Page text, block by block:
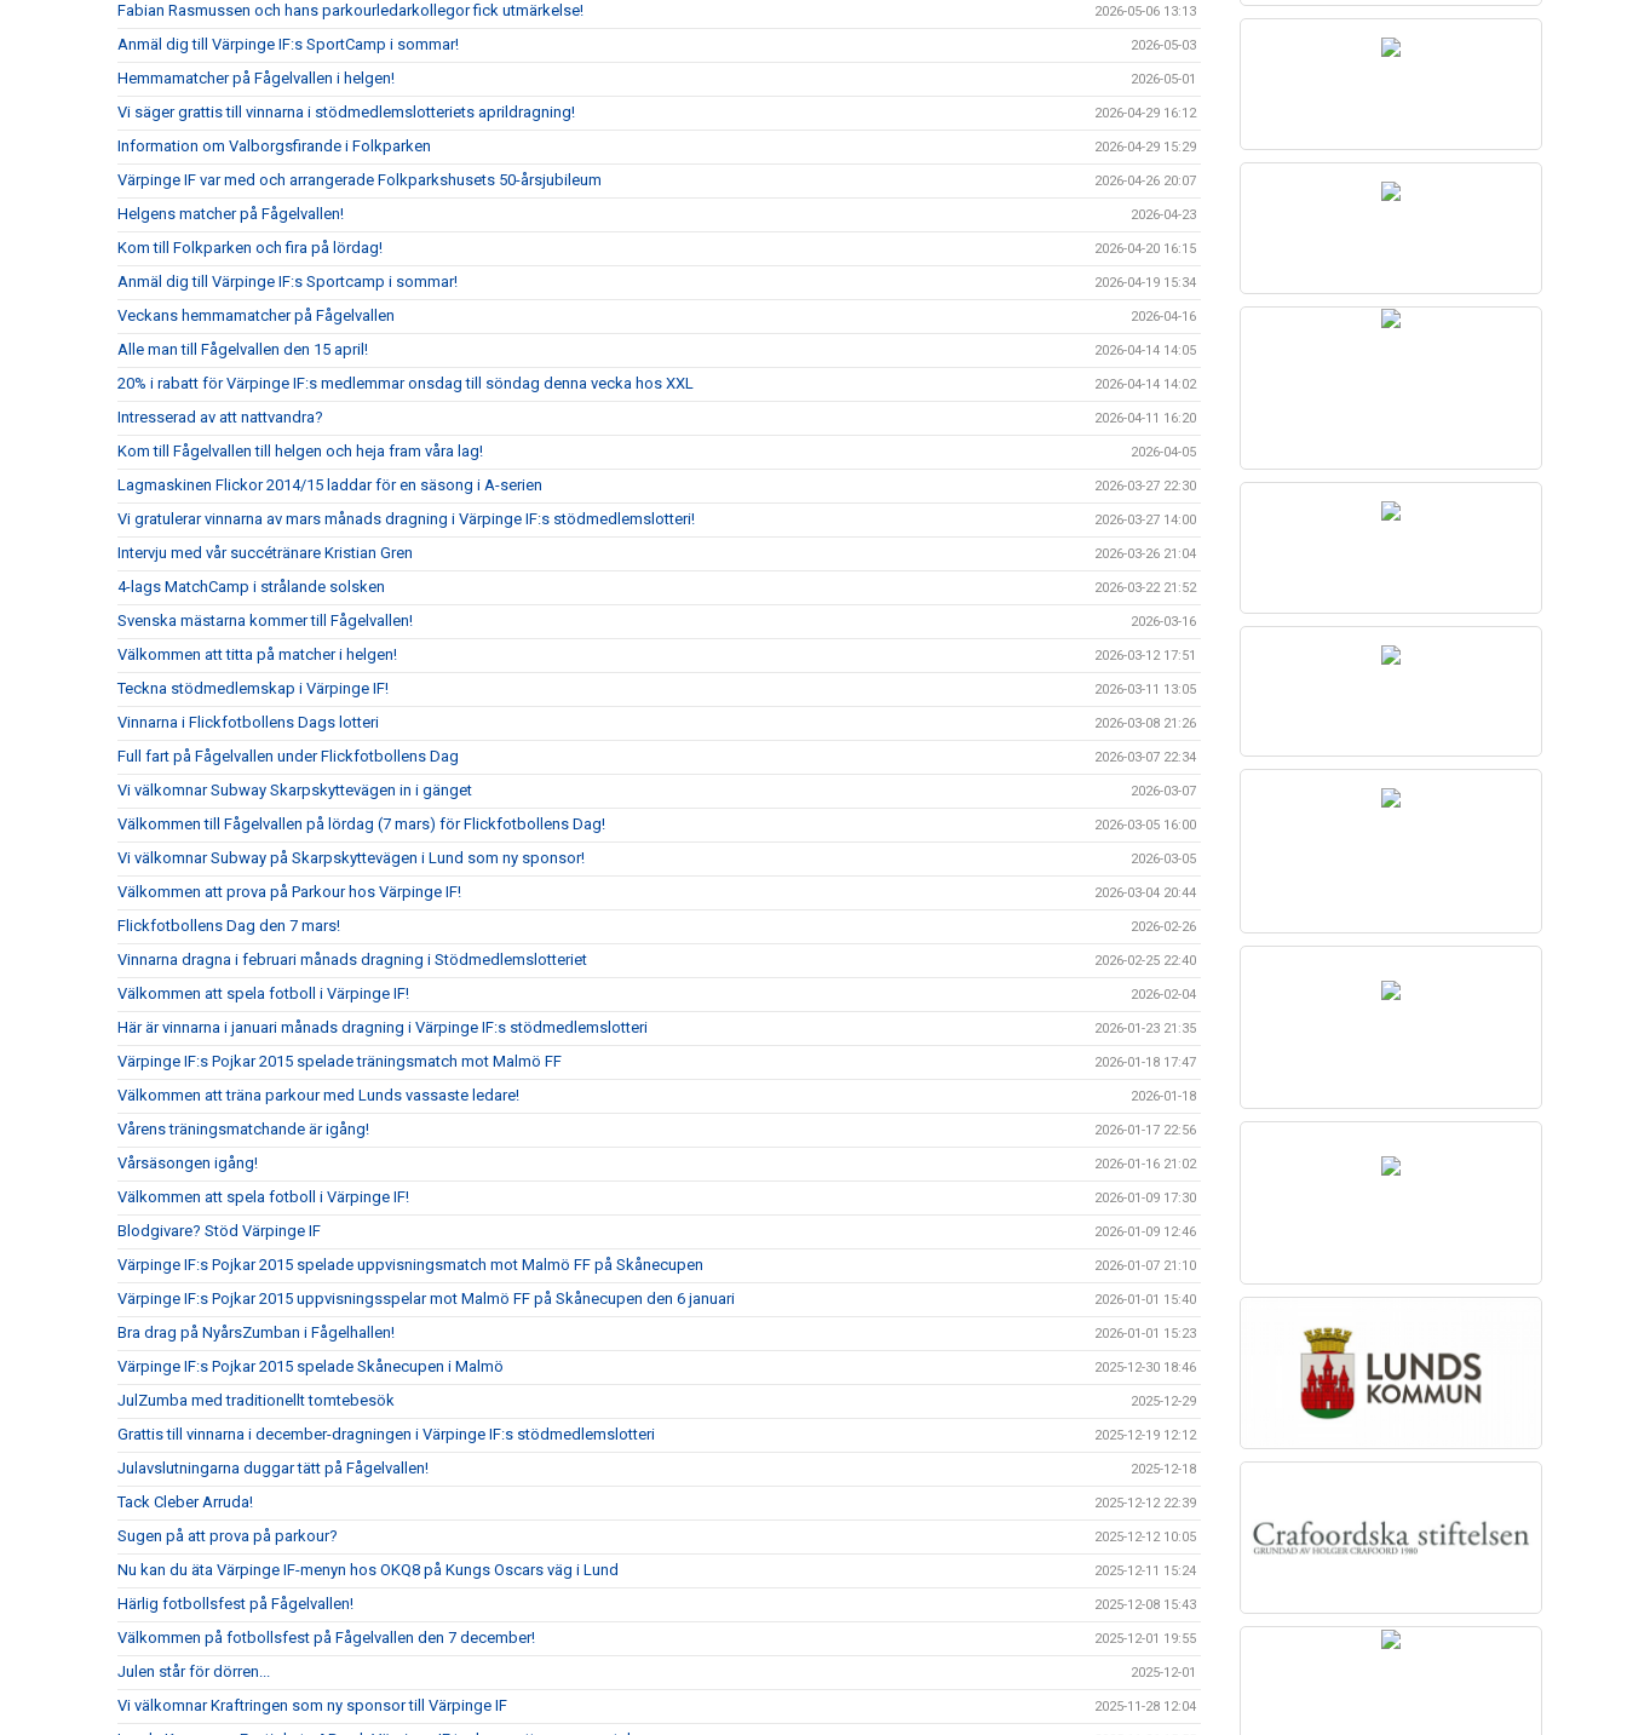
Fabian Rasmussen och hans parkourledarkollegor fick utmärkelse! 2026-05-06 13:13
Anmäl dig till Värpinge IF:s SportCamp i sommar! 2026-05-03
Hemmamatcher på Fågelvallen i helgen! 2026-05-01
Vi säger grattis till vinnarna i stödmedlemslotteriets aprildragning! 2026-04-29 16:12
Information om Valborgsfirande i Folkparken 2026-04-29 15:29
Värpinge IF var med och arrangerade Folkparkshusets 50-årsjubileum 2026-04-26 20:07
Helgens matcher på Fågelvallen! 2026-04-23
Kom till Folkparken och fira på lördag! 2026-04-20 16:15
Anmäl dig till Värpinge IF:s Sportcamp i sommar! 2026-04-19 15:34
Veckans hemmamatcher på Fågelvallen 2026-04-16
Alle man till Fågelvallen den 15 april! 2026-04-14 14:05
20% i rabatt för Värpinge IF:s medlemmar onsdag till söndag denna vecka hos XXL 2026-04-14 14:02
Intresserad av att nattvandra? 2026-04-11 16:20
Kom till Fågelvallen till helgen och heja fram våra lag! 2026-04-05
Lagmaskinen Flickor 2014/15 laddar för en säsong i A-serien 2026-03-27 22:30
Vi gratulerar vinnarna av mars månads dragning i Värpinge IF:s stödmedlemslotteri! 2026-03-27 14:00
Intervju med vår succétränare Kristian Gren 2026-03-26 21:04
4-lags MatchCamp i strålande solsken 2026-03-22 21:52
Svenska mästarna kommer till Fågelvallen! 2026-03-16
Välkommen att titta på matcher i helgen! 2026-03-12 17:51
Teckna stödmedlemskap i Värpinge IF! 2026-03-11 13:05
Vinnarna i Flickfotbollens Dags lotteri 2026-03-08 21:26
Full fart på Fågelvallen under Flickfotbollens Dag 2026-03-07 22:34
Vi välkomnar Subway Skarpskyttevägen in i gänget 2026-03-07
Välkommen till Fågelvallen på lördag (7 mars) för Flickfotbollens Dag! 2026-03-05 16:00
Vi välkomnar Subway på Skarpskyttevägen i Lund som ny sponsor! 2026-03-05
Välkommen att prova på Parkour hos Värpinge IF! 2026-03-04 20:44
Flickfotbollens Dag den 7 mars! 2026-02-26
Vinnarna dragna i februari månads dragning i Stödmedlemslotteriet 2026-02-25 22:40
Välkommen att spela fotboll i Värpinge IF! 2026-02-04
Här är vinnarna i januari månads dragning i Värpinge IF:s stödmedlemslotteri 2026-01-23 21:35
Värpinge IF:s Pojkar 2015 spelade träningsmatch mot Malmö FF 2026-01-18 17:47
Välkommen att träna parkour med Lunds vassaste ledare! 2026-01-18
Vårens träningsmatchande är igång! 2026-01-17 22:56
Vårsäsongen igång! 2026-01-16 21:02
Välkommen att spela fotboll i Värpinge IF! 2026-01-09 17:30
Blodgivare? Stöd Värpinge IF 2026-01-09 12:46
Värpinge IF:s Pojkar 2015 spelade uppvisningsmatch mot Malmö FF på Skånecupen 2026-01-07 21:10
Värpinge IF:s Pojkar 2015 uppvisningsspelar mot Malmö FF på Skånecupen den 6 januari 2026-01-01 15:40
Bra drag på NyårsZumban i Fågelhallen! 2026-01-01 15:23
Värpinge IF:s Pojkar 2015 spelade Skånecupen i Malmö 2025-12-30 18:46
JulZumba med traditionellt tomtebesök 2025-12-29
Grattis till vinnarna i december-dragningen i Värpinge IF:s stödmedlemslotteri 2025-12-19 12:12
Julavslutningarna duggar tätt på Fågelvallen! 2025-12-18
Tack Cleber Arruda! 2025-12-12 22:39
Sugen på att prova på parkour? 2025-12-12 10:05
Nu kan du äta Värpinge IF-menyn hos OKQ8 på Kungs Oscars väg i Lund 2025-12-11 15:24
Härlig fotbollsfest på Fågelvallen! 2025-12-08 15:43
Välkommen på fotbollsfest på Fågelvallen den 7 december! 2025-12-01 19:55
Julen står för dörren... 2025-12-01
Vi välkomnar Kraftringen som ny sponsor till Värpinge IF 2025-11-28 12:04